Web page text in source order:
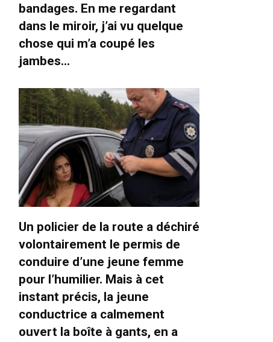
bandages. En me regardant
dans le miroir, j’ai vu quelque
chose qui m’a coupé les
jambes…
Un policier de la route a déchiré
volontairement le permis de
conduire d’une jeune femme
pour l’humilier. Mais à cet
instant précis, la jeune
conductrice a calmement
ouvert la boîte à gants, en a